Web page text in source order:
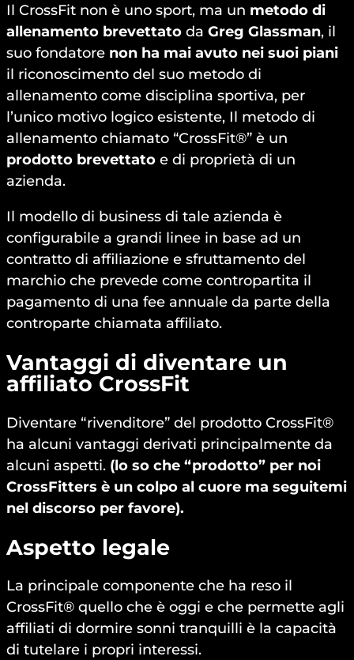
Il CrossFit non è uno sport, ma un metodo di
allenamento brevettato da Greg Glassman, il
suo fondatore non ha mai avuto nei suoi piani
il riconoscimento del suo metodo di
allenamento come disciplina sportiva, per
l’unico motivo logico esistente, Il metodo di
allenamento chiamato “CrossFit®” è un
prodotto brevettato e di proprietà di un
azienda.
Il modello di business di tale azienda è
configurabile a grandi linee in base ad un
contratto di affiliazione e sfruttamento del
marchio che prevede come contropartita il
pagamento di una fee annuale da parte della
controparte chiamata affiliato.
Vantaggi di diventare un
affiliato CrossFit
Diventare “rivenditore” del prodotto CrossFit®
ha alcuni vantaggi derivati principalmente da
alcuni aspetti. (lo so che “prodotto” per noi
CrossFitters è un colpo al cuore ma seguitemi
nel discorso per favore).
Aspetto legale
La principale componente che ha reso il
CrossFit® quello che è oggi e che permette agli
affiliati di dormire sonni tranquilli è la capacità
di tutelare i propri interessi.